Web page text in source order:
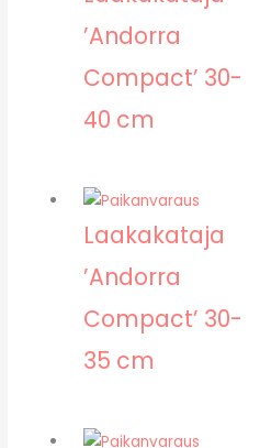
’Andorra
Compact’ 30-
40 cm
Laakakataja
’Andorra
Compact’ 30-
35 cm